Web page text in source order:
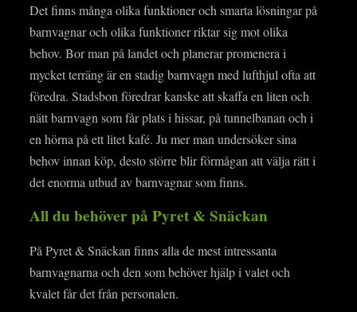
Det finns många olika funktioner och smarta lösningar på
barnvagnar och olika funktioner riktar sig mot olika
behov. Bor man på landet och planerar promenera i
mycket terräng är en stadig barnvagn med lufthjul ofta att
föredra. Stadsbon föredrar kanske att skaffa en liten och
nätt barnvagn som får plats i hissar, på tunnelbanan och i
en hörna på ett litet kafé. Ju mer man undersöker sina
behov innan köp, desto större blir förmågan att välja rätt i
det enorma utbud av barnvagnar som finns.
All du behöver på Pyret & Snäckan
På Pyret & Snäckan finns alla de mest intressanta
barnvagnarna och den som behöver hjälp i valet och
kvalet får det från personalen.